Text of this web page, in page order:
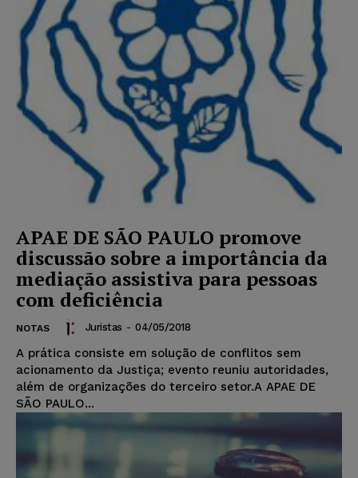
APAE DE SÃO PAULO promove
discussão sobre a importância da
mediação assistiva para pessoas
com deficiência
NOTAS Juristas - 04/05/2018
A prática consiste em solução de conflitos sem
acionamento da Justiça; evento reuniu autoridades,
além de organizações do terceiro setor.A APAE DE
SÃO PAULO...